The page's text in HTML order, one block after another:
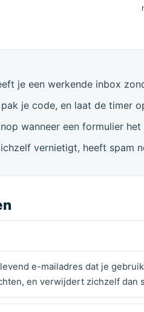
je een werkende inbox
je code, en laat de timer
wanneer een formulier
vernietigt, heeft spam
e-mailadres dat je
en verwijdert zichzelf dan